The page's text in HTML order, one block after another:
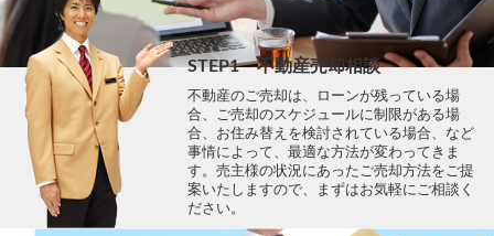
STEP1 不動産売却相談
不動産のご売却は、ローンが残っている場
合、ご売却のスケジュールに制限がある場
合、お住み替えを検討されている場合、など
事情によって、最適な方法が変わってきま
す。売主様の状況にあったご売却方法をご提
案いたしますので、まずはお気軽にご相談く
ださい。